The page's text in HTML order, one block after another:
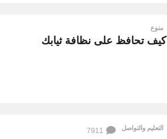
منوع
كيف تحافظ على نظافة ثيابك
التعليم والتواصل 7911